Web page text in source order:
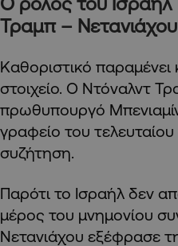
Τραμπ – Νετανιάχου
Καθοριστικό παραμένει
στοιχείο. Ο Ντόναλντ
πρωθυπουργό
γραφείο του τελευταίου
συζήτηση.
Παρότι το Ισραήλ δεν
μέρος του μνημονίου
Νετανιάχου εξέφρασε